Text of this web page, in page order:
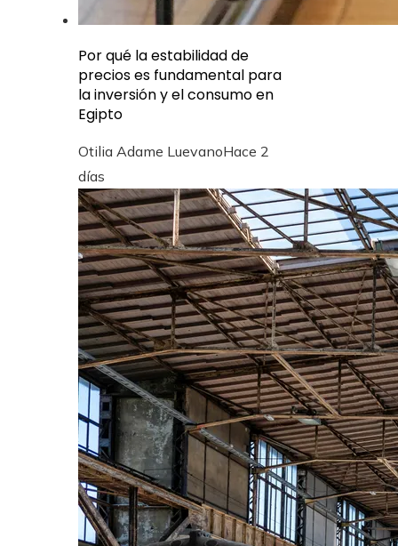
Por qué la estabilidad de
precios es fundamental para
la inversión y el consumo en
Egipto
Otilia Adame LuevanoHace 2
días